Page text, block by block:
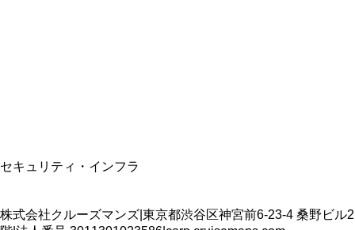
セキュリティ・インフラ
株式会社クルーズマンズ 東京都渋谷区神宮前6-23-4 桑野ビル2